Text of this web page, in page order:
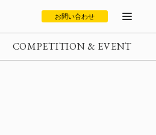
お問い合わせ
COMPETITION & EVENT